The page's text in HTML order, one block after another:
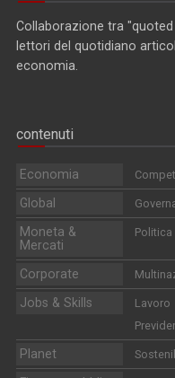
Collaborazione tra "quoted
lettori del quotidiano
economia.
contenuti
Economia
Global
Moneta &
Mercati
Politica
Corporate
Jobs & Skills Lavoro
Planet